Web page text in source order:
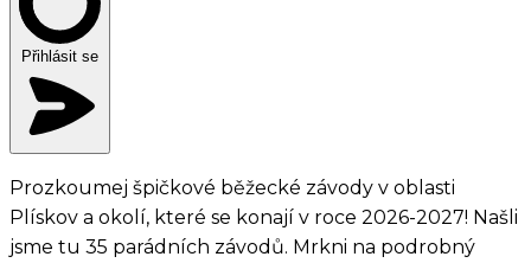
Přihlásit se
Prozkoumej špičkové běžecké závody v oblasti
Plískov a okolí, které se konají v roce 2026-2027! Našli
jsme tu 35 parádních závodů. Mrkni na podrobný